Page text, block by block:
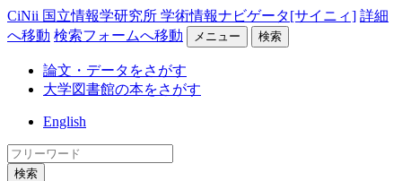
CiNii 国立情報学研究所 学術情報ナビゲータ[サイニィ] 詳細
へ移動 検索フォームへ移動 メニュー 検索
論文・データをさがす
大学図書館の本をさがす
English
検索